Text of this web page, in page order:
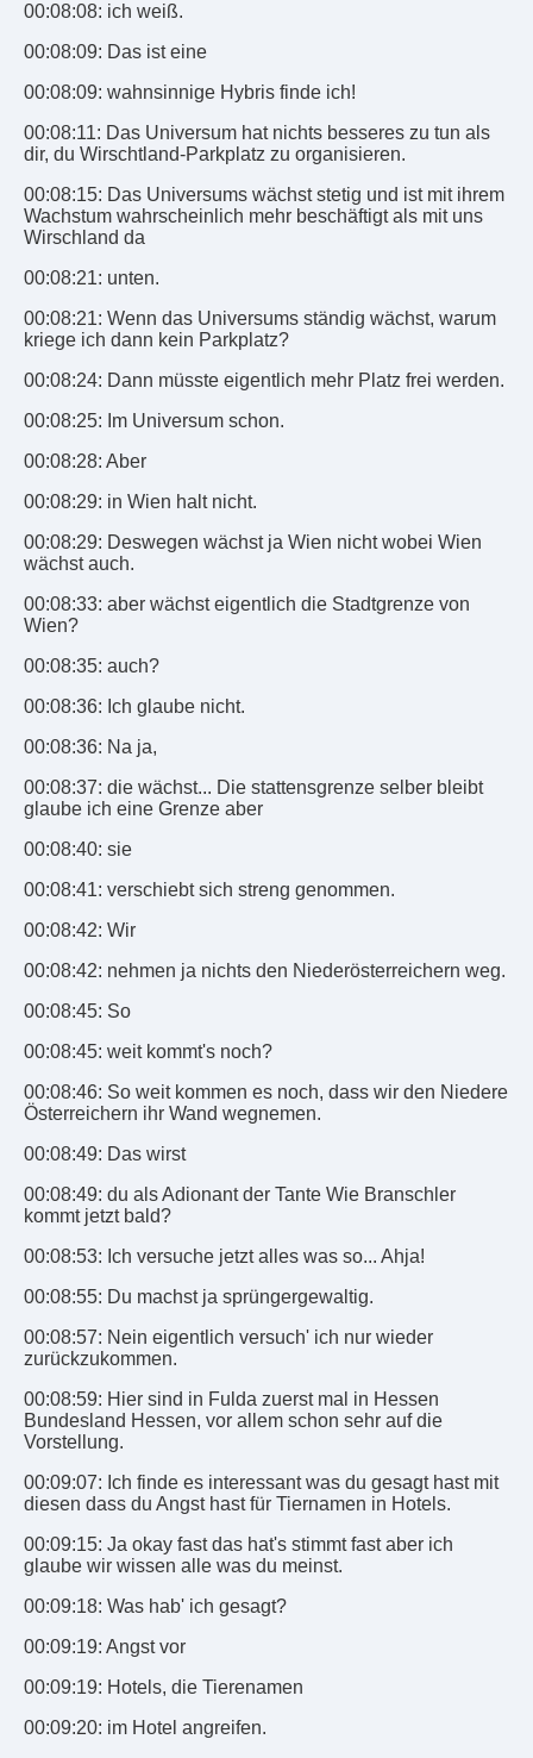
00:08:08: ich weiß.
00:08:09: Das ist eine
00:08:09: wahnsinnige Hybris finde ich!
00:08:11: Das Universum hat nichts besseres zu tun als
dir, du Wirschtland-Parkplatz zu organisieren.
00:08:15: Das Universums wächst stetig und ist mit ihrem
Wachstum wahrscheinlich mehr beschäftigt als mit uns
Wirschland da
00:08:21: unten.
00:08:21: Wenn das Universums ständig wächst, warum
kriege ich dann kein Parkplatz?
00:08:24: Dann müsste eigentlich mehr Platz frei werden.
00:08:25: Im Universum schon.
00:08:28: Aber
00:08:29: in Wien halt nicht.
00:08:29: Deswegen wächst ja Wien nicht wobei Wien
wächst auch.
00:08:33: aber wächst eigentlich die Stadtgrenze von
Wien?
00:08:35: auch?
00:08:36: Ich glaube nicht.
00:08:36: Na ja,
00:08:37: die wächst... Die stattensgrenze selber bleibt
glaube ich eine Grenze aber
00:08:40: sie
00:08:41: verschiebt sich streng genommen.
00:08:42: Wir
00:08:42: nehmen ja nichts den Niederösterreichern weg.
00:08:45: So
00:08:45: weit kommt's noch?
00:08:46: So weit kommen es noch, dass wir den Niedere
Österreichern ihr Wand wegnemen.
00:08:49: Das wirst
00:08:49: du als Adionant der Tante Wie Branschler
kommt jetzt bald?
00:08:53: Ich versuche jetzt alles was so... Ahja!
00:08:55: Du machst ja sprüngergewaltig.
00:08:57: Nein eigentlich versuch' ich nur wieder
zurückzukommen.
00:08:59: Hier sind in Fulda zuerst mal in Hessen
Bundesland Hessen, vor allem schon sehr auf die
Vorstellung.
00:09:07: Ich finde es interessant was du gesagt hast mit
diesen dass du Angst hast für Tiernamen in Hotels.
00:09:15: Ja okay fast das hat's stimmt fast aber ich
glaube wir wissen alle was du meinst.
00:09:18: Was hab' ich gesagt?
00:09:19: Angst vor
00:09:19: Hotels, die Tierenamen
00:09:20: im Hotel angreifen.